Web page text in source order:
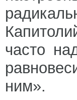
часто
ним».